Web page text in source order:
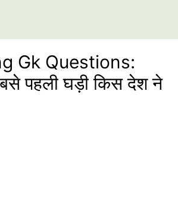
Gk Questions:
पहली घड़ी किस देश ने